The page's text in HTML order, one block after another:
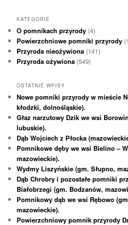
KATEGORIE
O pomnikach przyrody (4)
Powierzchniowe pomniki przyrody
Przyroda nieożywiona (141)
Przyroda ożywiona (549)
OSTATNIE WPISY
Nowe pomniki przyrody w mieście
kłodzki, dolnośląskie).
Głaz narzutowy Dzik we wsi
lubuskie).
Dąb Wojciech z Płocka
Pomnikowe dęby we wsi Bielino –
mazowieckie).
Wydmy Liszyńskie (gm. Słupno,
Dąb Chrobry i pozostałe pomniki
Białobrzegi (gm. Bodzanów,
Pomnikowy dąb we wsi Rębowo
mazowieckie).
Powierzchniowy pomnik przyrody